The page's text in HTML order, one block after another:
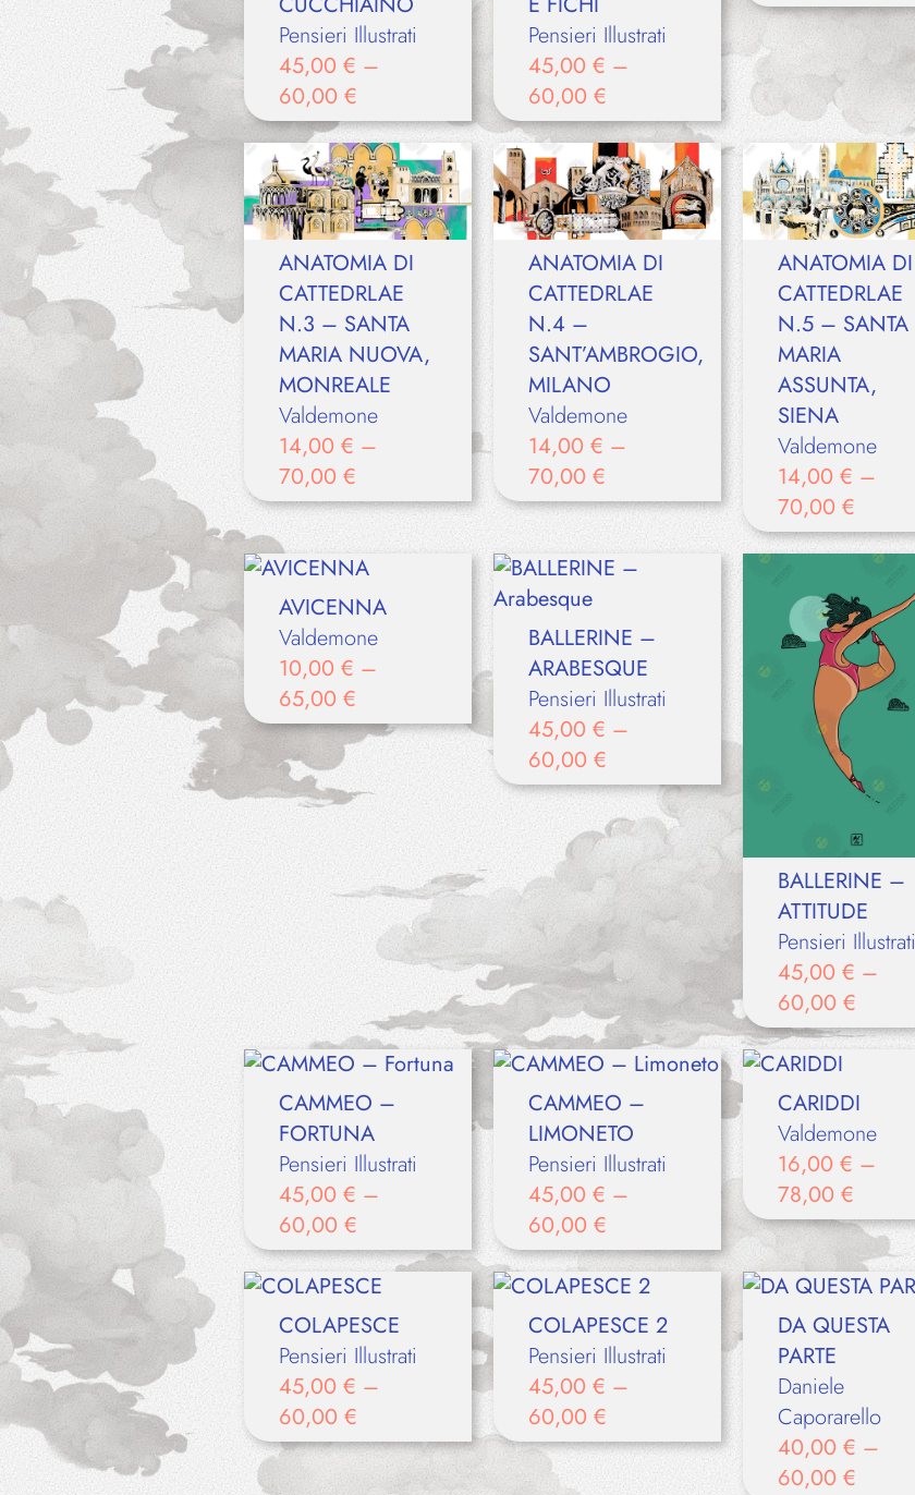
Pensieri Illustrati
45,00 € –
60,00 €
Pensieri Illustrati
45,00 € –
60,00 €
ANATOMIA DI
CATTEDRLAE
N.3 – SANTA
MARIA NUOVA,
MONREALE
Valdemone
14,00 € –
70,00 €
ANATOMIA DI
CATTEDRLAE
N.4 –
SANT’AMBROGIO,
MILANO
Valdemone
14,00 € –
70,00 €
ANATOMIA DI
CATTEDRLAE
N.5 – SANTA
MARIA
ASSUNTA,
SIENA
Valdemone
14,00 € –
70,00 €
AVICENNA
Valdemone
10,00 € –
65,00 €
BALLERINE –
ARABESQUE
Pensieri Illustrati
45,00 € –
60,00 €
BALLERINE –
ATTITUDE
Pensieri Illustrati
45,00 € –
60,00 €
CAMMEO –
FORTUNA
Pensieri Illustrati
45,00 € –
60,00 €
CAMMEO –
LIMONETO
Pensieri Illustrati
45,00 € –
60,00 €
CARIDDI
Valdemone
16,00 € –
78,00 €
COLAPESCE
Pensieri Illustrati
45,00 € –
60,00 €
COLAPESCE 2
Pensieri Illustrati
45,00 € –
60,00 €
DA QUESTA
PARTE
Daniele
Caporarello
40,00 € –
60,00 €